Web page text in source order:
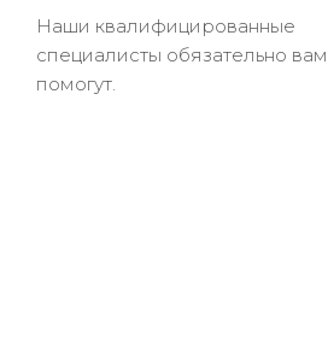
Наши квалифицированные
специалисты обязательно вам
помогут.